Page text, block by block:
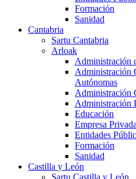
Formación
Sanidad
Cantabria
Sartu Cantabria
Arloak
Administración
Administración
Autónomas
Administración
Administración
Educación
Empresa Privada
Entidades
Formación
Sanidad
Castilla y León